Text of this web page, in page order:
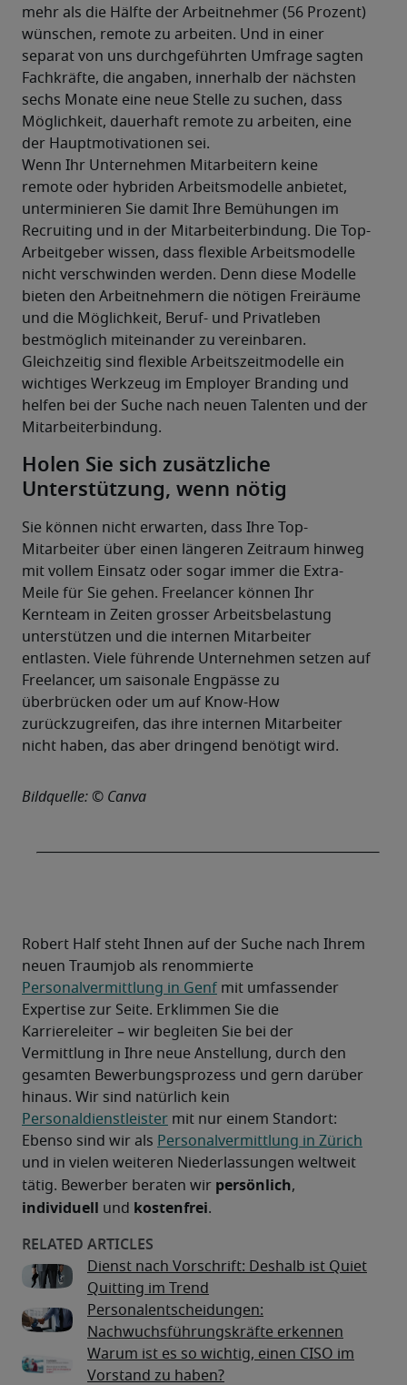
mehr als die Hälfte der Arbeitnehmer (56 Prozent)
wünschen, remote zu arbeiten. Und in einer
separat von uns durchgeführten Umfrage sagten
Fachkräfte, die angaben, innerhalb der nächsten
sechs Monate eine neue Stelle zu suchen, dass
Möglichkeit, dauerhaft remote zu arbeiten, eine
der Hauptmotivationen sei.
Wenn Ihr Unternehmen Mitarbeitern keine
remote oder hybriden Arbeitsmodelle anbietet,
unterminieren Sie damit Ihre Bemühungen im
Recruiting und in der Mitarbeiterbindung. Die Top-
Arbeitgeber wissen, dass flexible Arbeitsmodelle
nicht verschwinden werden. Denn diese Modelle
bieten den Arbeitnehmern die nötigen Freiräume
und die Möglichkeit, Beruf- und Privatleben
bestmöglich miteinander zu vereinbaren.
Gleichzeitig sind flexible Arbeitszeitmodelle ein
wichtiges Werkzeug im Employer Branding und
helfen bei der Suche nach neuen Talenten und der
Mitarbeiterbindung.
Holen Sie sich zusätzliche
Unterstützung, wenn nötig
Sie können nicht erwarten, dass Ihre Top-
Mitarbeiter über einen längeren Zeitraum hinweg
mit vollem Einsatz oder sogar immer die Extra-
Meile für Sie gehen. Freelancer können Ihr
Kernteam in Zeiten grosser Arbeitsbelastung
unterstützen und die internen Mitarbeiter
entlasten. Viele führende Unternehmen setzen auf
Freelancer, um saisonale Engpässe zu
überbrücken oder um auf Know-How
zurückzugreifen, das ihre internen Mitarbeiter
nicht haben, das aber dringend benötigt wird.
Bildquelle: © Canva
Robert Half steht Ihnen auf der Suche nach Ihrem
Personalvermittlung in Genf mit umfassender
Expertise zur Seite. Erklimmen Sie die
Karriereleiter – wir begleiten Sie bei der
Vermittlung in Ihre neue Anstellung, durch den
gesamten Bewerbungsprozess und gern darüber
Personaldienstleister mit nur einem Standort:
Ebenso sind wir als Personalvermittlung in Zürich
und in vielen weiteren Niederlassungen weltweit
tätig. Bewerber beraten wir persönlich
individuell und kostenfrei.
Dienst nach Vorschrift: Deshalb ist Quiet
Quitting im Trend
Personalentscheidungen:
Nachwuchsführungskräfte erkennen
Warum ist es so wichtig, einen CISO im
Vorstand zu haben?